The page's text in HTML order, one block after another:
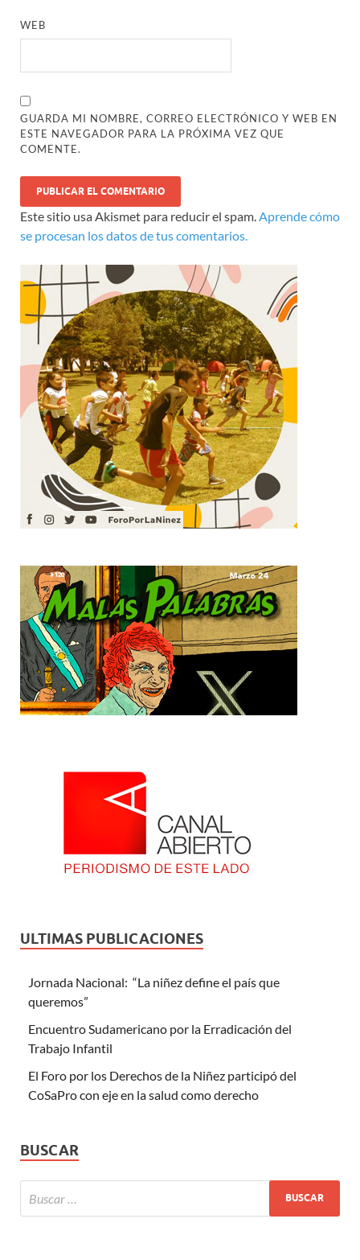
WEB
GUARDA MI NOMBRE, CORREO ELECTRÓNICO Y WEB EN
ESTE NAVEGADOR PARA LA PRÓXIMA VEZ QUE
COMENTE.
Este sitio usa Akismet para reducir el spam.Aprende cómo
se procesan los datos de tus comentarios.
ULTIMAS PUBLICACIONES
Jornada Nacional: “La niñez define el país que
queremos”
Encuentro Sudamericano por la Erradicación del
Trabajo Infantil
El Foro por los Derechos de la Niñez participó del
CoSaPro con eje en la salud como derecho
BUSCAR